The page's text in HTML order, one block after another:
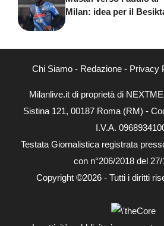
Milan: idea per il
Chi Siamo- Redazione- Privacy
Milanlive.it di proprietà di
Sistina 121, 00187 Roma (RM) -
I.V.A.
Testata Giornalistica registrata
con n°206/2018 del
Copyright ©2026 - Tutti i diritti